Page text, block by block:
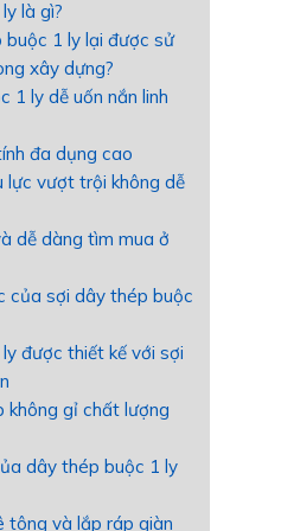
là gì?
1 ly lại được sử
xây dựng?
1 ly dễ uốn nắn linh
đa dụng cao
lực vượt trội không dễ
dễ dàng tìm mua ở
của sợi dây thép buộc
được thiết kế với sợi
gỉ chất lượng
dây thép buộc 1 ly
tông và lắp ráp giàn